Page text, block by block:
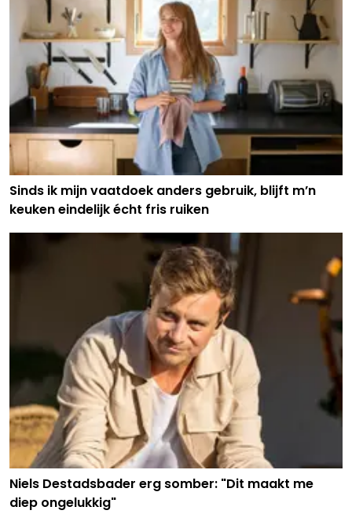
Sinds ik mijn vaatdoek anders gebruik, blijft m’n
keuken eindelijk écht fris ruiken
Niels Destadsbader erg somber: "Dit maakt me
diep ongelukkig"